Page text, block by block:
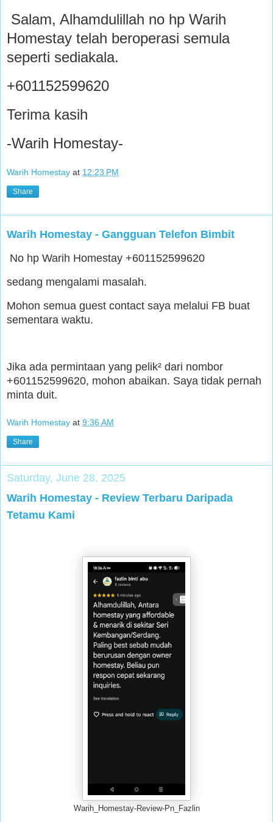
Salam, Alhamdulillah no hp Warih
Homestay telah beroperasi semula
seperti sediakala.
+601152599620
Terima kasih
-Warih Homestay-
Warih Homestay at 12:23 PM
Share
Warih Homestay - Gangguan Telefon Bimbit
No hp Warih Homestay +601152599620
sedang mengalami masalah.
Mohon semua guest contact saya melalui FB buat
sementara waktu.
Jika ada permintaan yang pelik² dari nombor
+601152599620, mohon abaikan. Saya tidak pernah
minta duit.
Warih Homestay at 9:36 AM
Share
Saturday, June 28, 2025
Warih Homestay - Review Terbaru Daripada
Tetamu Kami
Warih_Homestay-Review-Pn_Fazlin